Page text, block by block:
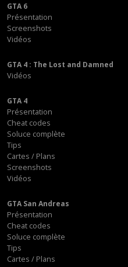
GTA 6
Présentation
Screenshots
Vidéos
GTA 4 : The Lost and Damned
Vidéos
GTA 4
Présentation
Cheat codes
Soluce complète
Tips
Cartes / Plans
Screenshots
Vidéos
GTA San Andreas
Présentation
Cheat codes
Soluce complète
Tips
Cartes / Plans